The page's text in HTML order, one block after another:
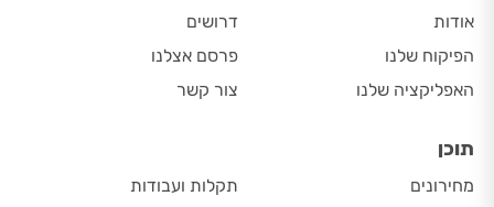
אודות
הפיקוח שלנו
האפליקציה שלנו
דרושים
פרסם אצלנו
צור קשר
תוכן
מחירונים
תקלות ועבודות